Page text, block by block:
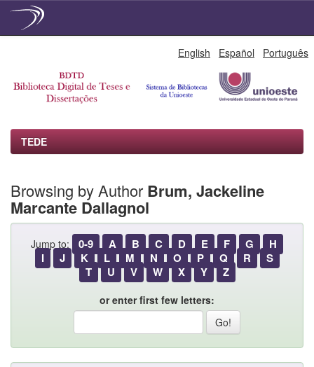
English Español Português
TEDE
Browsing by Author Brum, Jackeline
Marcante Dallagnol
Jump to: 0-9 A B C D E F G
H
I
J K L M N O P Q R
S
T
U V W X Y Z
or enter first few letters: